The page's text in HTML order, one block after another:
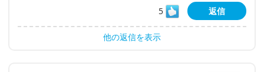
5
返信
他の返信を表示